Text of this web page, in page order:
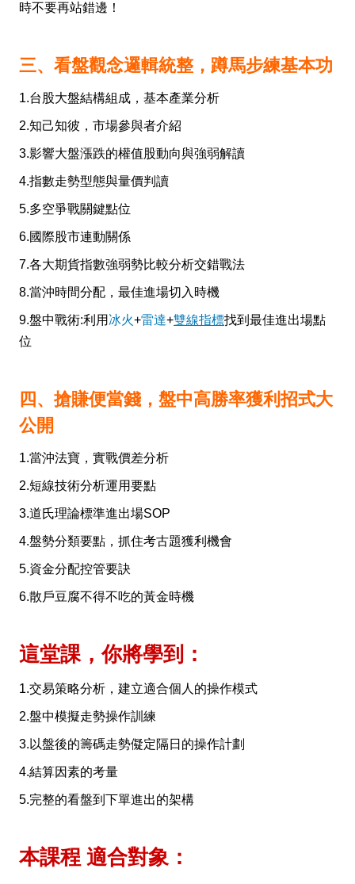
時不要再站錯邊！
三、看盤觀念邏輯統整，蹲馬步練基本功
1.台股大盤結構組成，基本產業分析
2.知己知彼，市場參與者介紹
3.影響大盤漲跌的權值股動向與強弱解讀
4.指數走勢型態與量價判讀
5.多空爭戰關鍵點位
6.國際股市連動關係
7.各大期貨指數強弱勢比較分析交錯戰法
8.當沖時間分配，最佳進場切入時機
9.盤中戰術:利用 冰火+雷達+雙線指標找到最佳進出場點
位
四、搶賺便當錢，盤中高勝率獲利招式大
公開
1.當沖法寶，實戰價差分析
2.短線技術分析運用要點
3.道氏理論標準進出場SOP
4.盤勢分類要點，抓住考古題獲利機會
5.資金分配控管要訣
6.散戶豆腐不得不吃的黃金時機
這堂課，你將學到：
1.交易策略分析，建立適合個人的操作模式
2.盤中模擬走勢操作訓練
3.以盤後的籌碼走勢儗定隔日的操作計劃
4.結算因素的考量
5.完整的看盤到下單進出的架構
本課程 適合對象：